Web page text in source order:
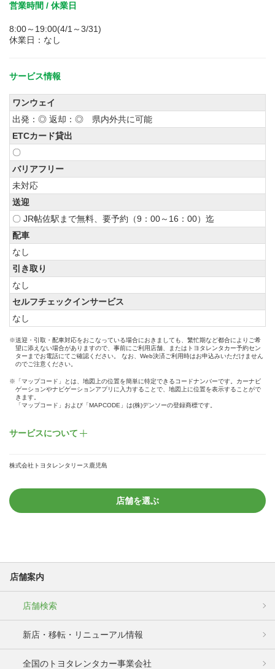
営業時間 / 休業日
8:00～19:00(4/1～3/31)
休業日：なし
サービス情報
ワンウェイ
出発：◎ 返却：◎ 県内外共に可能
ETCカード貸出
〇
バリアフリー
未対応
送迎
〇 JR帖佐駅まで無料、要予約（9：00～16：00）迄
配車
なし
引き取り
なし
セルフチェックインサービス
なし
※送迎・引取・配車対応をおこなっている場合におきましても、繁忙期など都合によりご希
望に添えない場合がありますので、事前にご利用店舗、またはトヨタレンタカー予約セン
ターまでお電話にてご確認ください。 なお、Web決済ご利用時はお申込みいただけません
のでご注意ください。
※「マップコード」とは、地図上の位置を簡単に特定できるコードナンバーです。カーナビ
ゲーションやナビゲーションアプリに入力することで、地図上に位置を表示することがで
きます。
「マップコード」および「MAPCODE」は(株)デンソーの登録商標です。
サービスについて
株式会社トヨタレンタリース鹿児島
店舗を選ぶ
店舗案内
店舗検索
新店・移転・リニューアル情報
全国のトヨタレンタカー事業会社